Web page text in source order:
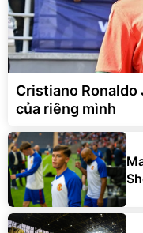
Cristiano
của riêng mình